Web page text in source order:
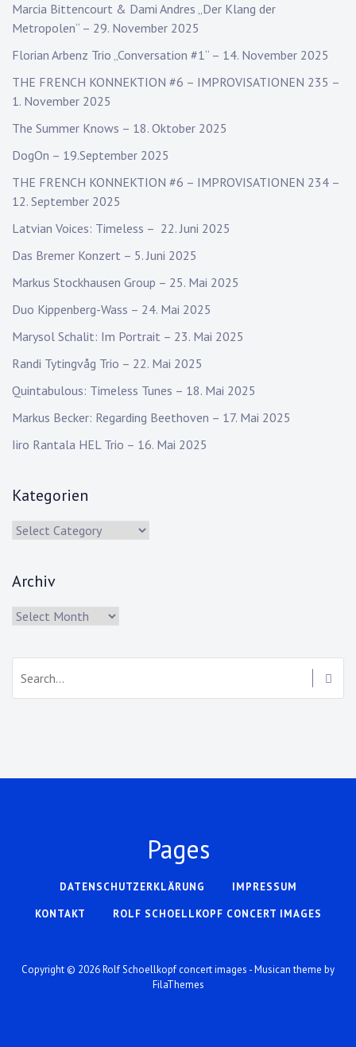
Marcia Bittencourt & Dami Andres „Der Klang der
Metropolen“ – 29. November 2025
Florian Arbenz Trio „Conversation #1“ – 14. November 2025
THE FRENCH KONNEKTION #6 – IMPROVISATIONEN 235 –
1. November 2025
The Summer Knows – 18. Oktober 2025
DogOn – 19.September 2025
THE FRENCH KONNEKTION #6 – IMPROVISATIONEN 234 –
12. September 2025
Latvian Voices: Timeless – 22. Juni 2025
Das Bremer Konzert – 5. Juni 2025
Markus Stockhausen Group – 25. Mai 2025
Duo Kippenberg-Wass – 24. Mai 2025
Marysol Schalit: Im Portrait – 23. Mai 2025
Randi Tytingvåg Trio – 22. Mai 2025
Quintabulous: Timeless Tunes – 18. Mai 2025
Markus Becker: Regarding Beethoven – 17. Mai 2025
Iiro Rantala HEL Trio – 16. Mai 2025
Kategorien
Kategorien
Archiv
Archiv
Pages
DATENSCHUTZERKLÄRUNG
IMPRESSUM
KONTAKT
ROLF SCHOELLKOPF CONCERT IMAGES
Copyright © 2026Rolf Schoellkopf concert images - Musican theme by
FilaThemes